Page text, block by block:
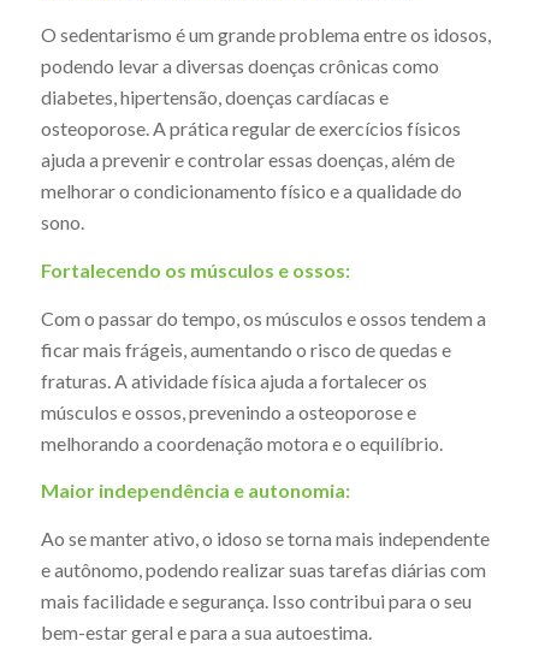
O sedentarismo é um grande problema entre os idosos,
podendo levar a diversas doenças crônicas como
diabetes, hipertensão, doenças cardíacas e
osteoporose. A prática regular de exercícios físicos
ajuda a prevenir e controlar essas doenças, além de
melhorar o condicionamento físico e a qualidade do
sono.
Fortalecendo os músculos e ossos:
Com o passar do tempo, os músculos e ossos tendem a
ficar mais frágeis, aumentando o risco de quedas e
fraturas. A atividade física ajuda a fortalecer os
músculos e ossos, prevenindo a osteoporose e
melhorando a coordenação motora e o equilíbrio.
Maior independência e autonomia:
Ao se manter ativo, o idoso se torna mais independente
e autônomo, podendo realizar suas tarefas diárias com
mais facilidade e segurança. Isso contribui para o seu
bem-estar geral e para a sua autoestima.